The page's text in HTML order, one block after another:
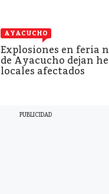
AYACUCHO
Explosiones en feria
de Ayacucho dejan
locales afectados